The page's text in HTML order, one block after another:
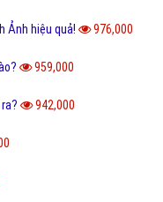
Ảnh hiệu quả! 976,000
959,000
942,000